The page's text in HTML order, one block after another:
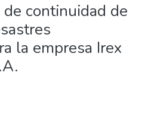
continuidad de
la empresa Irex